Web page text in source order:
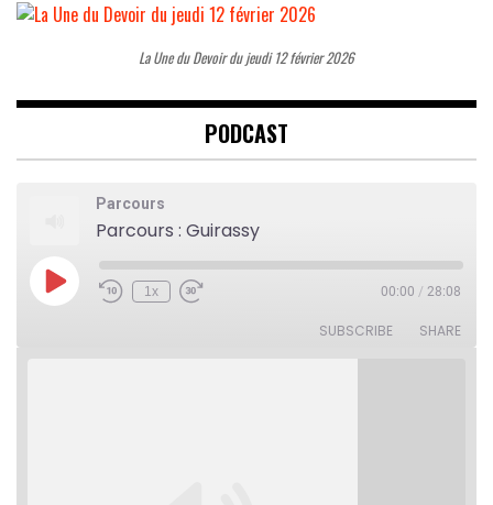
La Une du Devoir du jeudi 12 février 2026
PODCAST
Parcours
Parcours : Guirassy
Play
Episode
Rewind
1x
Fast
00:00 / 28:08
SUBSCRIBE SHARE